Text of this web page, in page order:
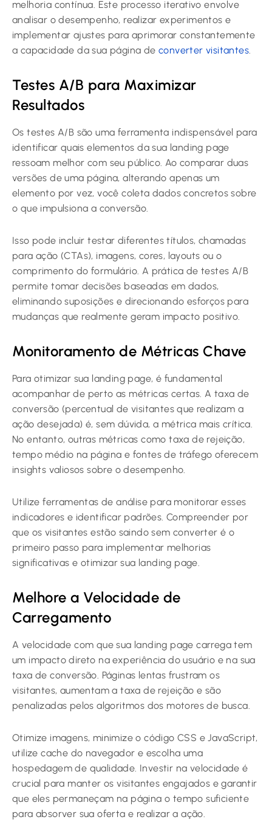
melhoria contínua. Este processo iterativo envolve
analisar o desempenho, realizar experimentos e
implementar ajustes para aprimorar constantemente
a capacidade da sua página de converter visitantes.
Testes A/B para Maximizar
Resultados
Os testes A/B são uma ferramenta indispensável para
identificar quais elementos da sua landing page
ressoam melhor com seu público. Ao comparar duas
versões de uma página, alterando apenas um
elemento por vez, você coleta dados concretos sobre
o que impulsiona a conversão.
Isso pode incluir testar diferentes títulos, chamadas
para ação (CTAs), imagens, cores, layouts ou o
comprimento do formulário. A prática de testes A/B
permite tomar decisões baseadas em dados,
eliminando suposições e direcionando esforços para
mudanças que realmente geram impacto positivo.
Monitoramento de Métricas Chave
Para otimizar sua landing page, é fundamental
acompanhar de perto as métricas certas. A taxa de
conversão (percentual de visitantes que realizam a
ação desejada) é, sem dúvida, a métrica mais crítica.
No entanto, outras métricas como taxa de rejeição,
tempo médio na página e fontes de tráfego oferecem
insights valiosos sobre o desempenho.
Utilize ferramentas de análise para monitorar esses
indicadores e identificar padrões. Compreender por
que os visitantes estão saindo sem converter é o
primeiro passo para implementar melhorias
significativas e otimizar sua landing page.
Melhore a Velocidade de
Carregamento
A velocidade com que sua landing page carrega tem
um impacto direto na experiência do usuário e na sua
taxa de conversão. Páginas lentas frustram os
visitantes, aumentam a taxa de rejeição e são
penalizadas pelos algoritmos dos motores de busca.
Otimize imagens, minimize o código CSS e JavaScript,
utilize cache do navegador e escolha uma
hospedagem de qualidade. Investir na velocidade é
crucial para manter os visitantes engajados e garantir
que eles permaneçam na página o tempo suficiente
para absorver sua oferta e realizar a ação.